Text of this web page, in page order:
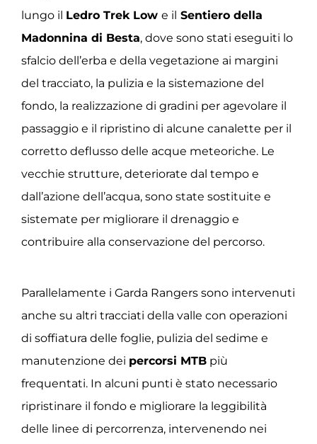
lungo il Ledro Trek Low e il Sentiero della
Madonnina di Besta, dove sono stati eseguiti lo
sfalcio dell’erba e della vegetazione ai margini
del tracciato, la pulizia e la sistemazione del
fondo, la realizzazione di gradini per agevolare il
passaggio e il ripristino di alcune canalette per il
corretto deflusso delle acque meteoriche. Le
vecchie strutture, deteriorate dal tempo e
dall’azione dell’acqua, sono state sostituite e
sistemate per migliorare il drenaggio e
contribuire alla conservazione del percorso.
Parallelamente i Garda Rangers sono intervenuti
anche su altri tracciati della valle con operazioni
di soffiatura delle foglie, pulizia del sedime e
manutenzione dei percorsi MTB più
frequentati. In alcuni punti è stato necessario
ripristinare il fondo e migliorare la leggibilità
delle linee di percorrenza, intervenendo nei